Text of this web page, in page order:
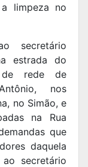
limpeza no
secretário
estrada do
de rede de
nos
no Simão, e
na Rua
que
daquela
ao secretário